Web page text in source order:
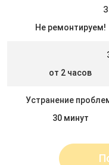
Не ремонтируем!
от 2 часов
Устранение
30 минут